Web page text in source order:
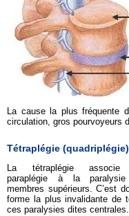
La cause la plus fréquente
circulation, gros pourvoyeurs
Tétraplégie (quadriplégie)
La tétraplégie associe
paraplégie à la
membres supérieurs. C’est
forme la plus invalidante de
ces paralysies dites centrales.